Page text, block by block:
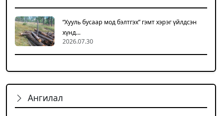
“Хууль бусаар мод бэлтгэх” гэмт хэрэг үйлдсэн
хүнд…
2026.07.30
Ангилал